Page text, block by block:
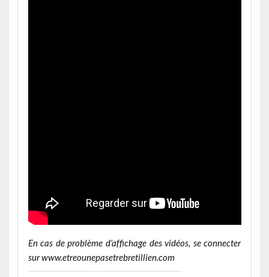
En cas de problème d’affichage des vidéos, se connecter
sur www.etreounepasetrebretillien.com